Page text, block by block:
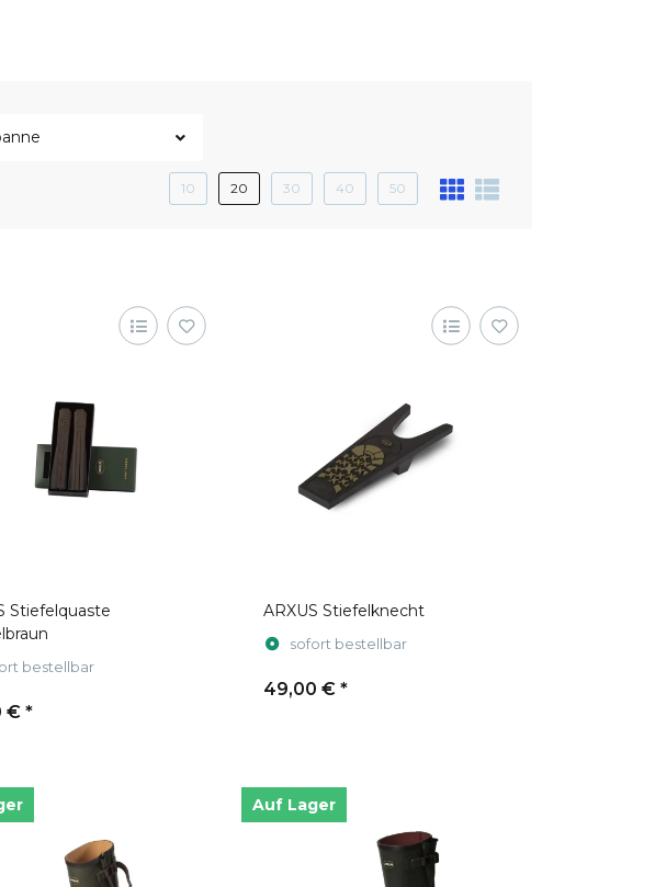
10 20 30 40 50
Stiefelquaste
bestellbar
€ *
ARXUS Stiefelknecht
sofort bestellbar
49,00 € *
Auf Lager